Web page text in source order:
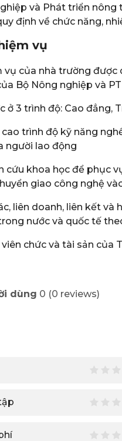
và Phát triển
định về chức năng,
vụ
vụ của nhà trường
Bộ Nông nghiệp và
ở 3 trình độ: Cao đẳng,
trình độ kỹ năng
người lao động
cứu khoa học để phục
giao công nghệ
liên doanh, liên kết và
nước và quốc tế
viên chức và tài sản
dùng 0 (0 reviews)